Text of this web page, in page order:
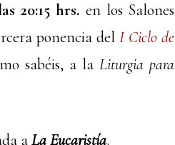
20:15 hrs. en los Salones
ponencia del I Ciclo de
sabéis, a laLiturgia para
aLa Eucaristía.